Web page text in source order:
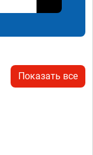
Показать все